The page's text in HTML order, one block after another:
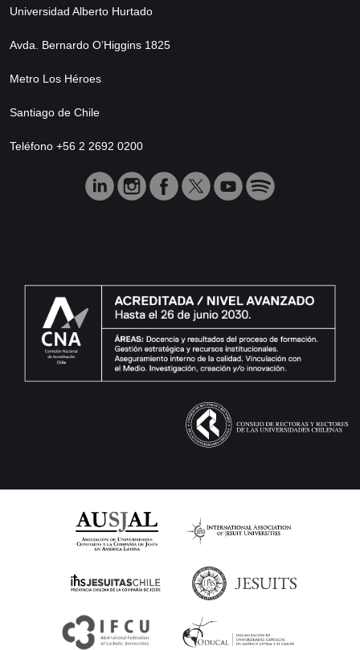
Universidad Alberto Hurtado
Avda. Bernardo O’Higgins 1825
Metro Los Héroes
Santiago de Chile
Teléfono +56 2 2692 0200